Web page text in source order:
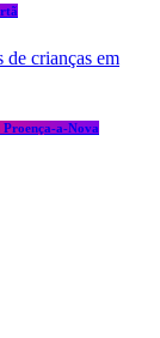
Proença-a-Nova